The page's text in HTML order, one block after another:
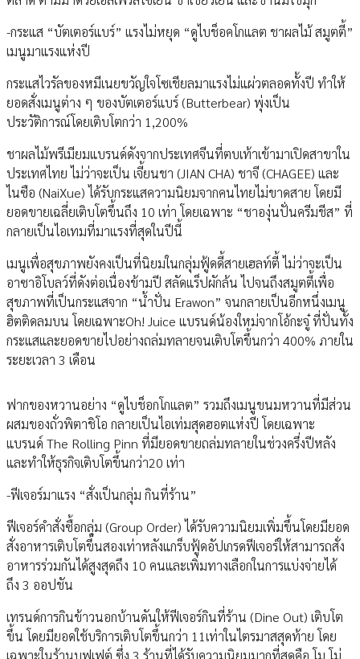
-กระแส “บัตเตอร์แบร์” แรงไม่หยุด “ดูไบช็อคโกแลต ชาผลไม้ สมูตตี้”
เมนูมาแรงแห่งปี
กระแสไวรัลของหมีเนยขวัญใจโซเชียลมาแรงไม่แผ่วตลอดทั้งปี ทำให้
ยอดสั่งเมนูต่าง ๆ ของบัตเตอร์แบร์ (Butterbear) พุ่งเป็น
ประวัติการณ์โดยเติบโตกว่า 1,200%
ชาผลไม้พรีเมียมแบรนด์ดังจากประเทศจีนที่ตบเท้าเข้ามาเปิดสาขาใน
ประเทศไทย ไม่ว่าจะเป็น เจี้ยนชา (JIAN CHA) ชาจี (CHAGEE) และ
ไนซือ (NaiXue) ได้รับกระแสความนิยมจากคนไทยไม่ขาดสาย โดยมี
ยอดขายเฉลี่ยเติบโตขึ้นถึง 10 เท่า โดยเฉพาะ “ชาองุ่นปั่นครีมชีส” ที่
กลายเป็นไอเทมที่มาแรงที่สุดในปีนี้
เมนูเพื่อสุขภาพยังคงเป็นที่นิยมในกลุ่มฟู้ดดี้สายเฮลท์ตี้ ไม่ว่าจะเป็น
อาซาอิโบลว์ที่ดังต่อเนื่องข้ามปี สลัดแร็ปผักล้น ไปจนถึงสมูตตี้เพื่อ
สุขภาพที่เป็นกระแสจาก “น้ำปั่น Erawon” จนกลายเป็นอีกหนึ่งเมนู
ฮิตติดลมบน โดยเฉพาะOh! Juice แบรนด์น้องใหม่จากโอ้กะจู๋ ที่ปั่นทั้ง
กระแสและยอดขายไปอย่างถล่มทลายจนเติบโตขึ้นกว่า 400% ภายใน
ระยะเวลา 3 เดือน
ฟากของหวานอย่าง “ดูไบช็อกโกแลต” รวมถึงเมนูขนมหวานที่มีส่วน
ผสมของถั่วพิตาชิโอ กลายเป็นไอเท่มสุดฮอตแห่งปี โดยเฉพาะ
แบรนด์ The Rolling Pinn ที่มียอดขายถล่มทลายในช่วงครึ่งปีหลัง
และทำให้ธุรกิจเติบโตขึ้นกว่า20 เท่า
-ฟีเจอร์มาแรง “สั่งเป็นกลุ่ม กินที่ร้าน”
ฟีเจอร์คำสั่งซื้อกลุ่ม (Group Order) ได้รับความนิยมเพิ่มขึ้นโดยมียอด
สั่งอาหารเติบโตขึ้นสองเท่าหลังแกร็บฟู้ดอัปเกรดฟีเจอร์ให้สามารถสั่ง
อาหารร่วมกันได้สูงสุดถึง 10 คนและเพิ่มทางเลือกในการแบ่งจ่ายได้
ถึง 3 ออปชัน
เทรนด์การกินข้าวนอกบ้านดันให้ฟีเจอร์กินที่ร้าน (Dine Out) เติบโต
ขึ้น โดยมียอดใช้บริการเติบโตขึ้นกว่า 11เท่าในไตรมาสสุดท้าย โดย
เฉพาะในร้านบุฟเฟต์ ซึ่ง 3 ร้านที่ได้รับความนิยมมากที่สุดคือ โม โม่